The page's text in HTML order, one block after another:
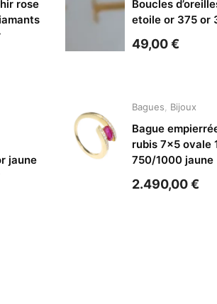
rose
jaune
Boucles
etoile or 375 or
49,00€
Bagues Bijoux
Bague
rubis 7×5 ovale
750/1000 jaune
2.490,00€